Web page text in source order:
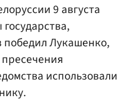
9 августа
победил Лукашенко,
использовали